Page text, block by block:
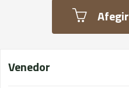
Venedor